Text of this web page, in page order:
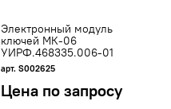
Электронный модуль
ключей МК-06
УИРФ.468335.006-01
арт. S002625
Цена по запросу